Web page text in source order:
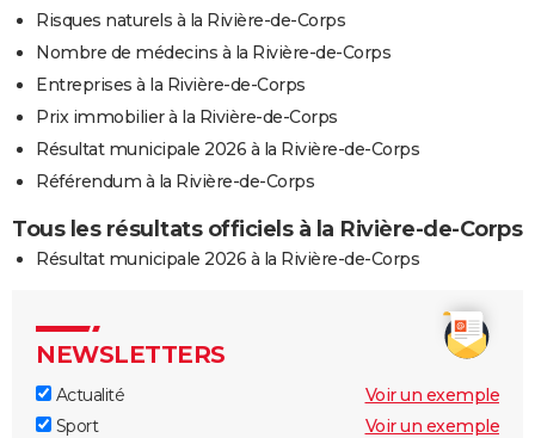
Risques naturels à la Rivière-de-Corps
Nombre de médecins à la Rivière-de-Corps
Entreprises à la Rivière-de-Corps
Prix immobilier à la Rivière-de-Corps
Résultat municipale 2026 à la Rivière-de-Corps
Référendum à la Rivière-de-Corps
Tous les résultats officiels à la Rivière-de-Corps
Résultat municipale 2026 à la Rivière-de-Corps
NEWSLETTERS
Actualité
Voir un exemple
Sport
Voir un exemple